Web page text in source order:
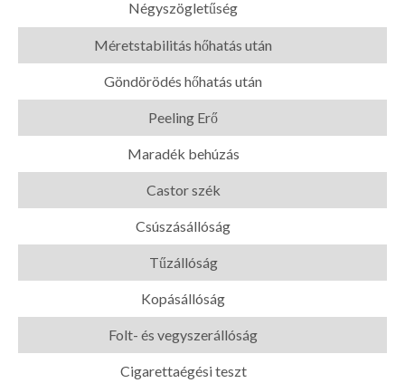
Négyszögletűség
Méretstabilitás hőhatás után
Göndörödés hőhatás után
Peeling Erő
Maradék behúzás
Castor szék
Csúszásállóság
Tűzállóság
Kopásállóság
Folt- és vegyszerállóság
Cigarettaégési teszt